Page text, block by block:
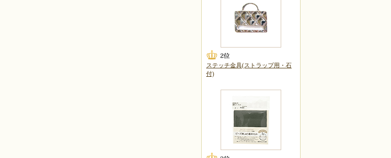
ステッチ金具(ストラップ用・石
付)